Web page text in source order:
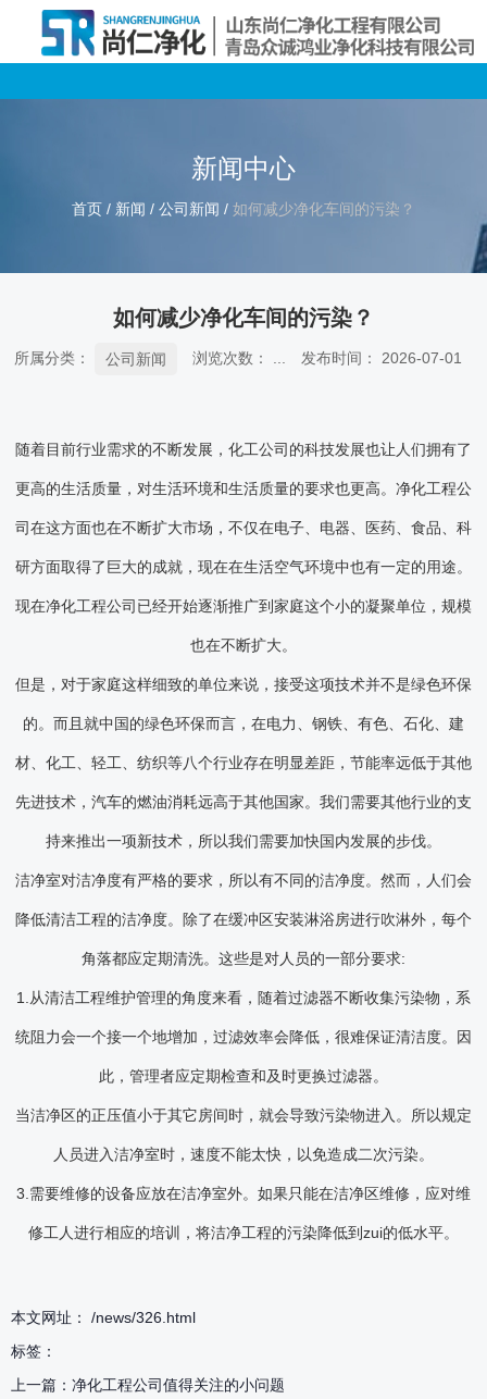
新闻中心
首页 / 新闻 / 公司新闻 / 如何减少净化车间的污染？
如何减少净化车间的污染？
所属分类： 公司新闻 浏览次数： 发布时间： 2026-07-01
随着目前行业需求的不断发展，化工公司的科技发展也让人们拥有了
更高的生活质量，对生活环境和生活质量的要求也更高。净化工程公
司在这方面也在不断扩大市场，不仅在电子、电器、医药、食品、科
研方面取得了巨大的成就，现在在生活空气环境中也有一定的用途。
现在净化工程公司已经开始逐渐推广到家庭这个小的凝聚单位，规模
也在不断扩大。
但是，对于家庭这样细致的单位来说，接受这项技术并不是绿色环保
的。而且就中国的绿色环保而言，在电力、钢铁、有色、石化、建
材、化工、轻工、纺织等八个行业存在明显差距，节能率远低于其他
先进技术，汽车的燃油消耗远高于其他国家。我们需要其他行业的支
持来推出一项新技术，所以我们需要加快国内发展的步伐。
洁净室对洁净度有严格的要求，所以有不同的洁净度。然而，人们会
降低清洁工程的洁净度。除了在缓冲区安装淋浴房进行吹淋外，每个
角落都应定期清洗。这些是对人员的一部分要求:
1.从清洁工程维护管理的角度来看，随着过滤器不断收集污染物，系
统阻力会一个接一个地增加，过滤效率会降低，很难保证清洁度。因
此，管理者应定期检查和及时更换过滤器。
当洁净区的正压值小于其它房间时，就会导致污染物进入。所以规定
人员进入洁净室时，速度不能太快，以免造成二次污染。
3.需要维修的设备应放在洁净室外。如果只能在洁净区维修，应对维
修工人进行相应的培训，将洁净工程的污染降低到zui的低水平。
本文网址： /news/326.html
标签：
上一篇： 净化工程公司值得关注的小问题